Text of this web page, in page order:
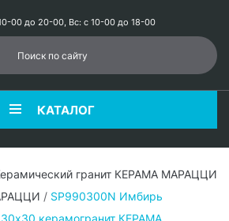
00 до 20-00, Вс: с 10-00 до 18-00
КАТАЛОГ
гранит КЕРАМА МАРАЦЦИ
/ SP990300N Имбирь